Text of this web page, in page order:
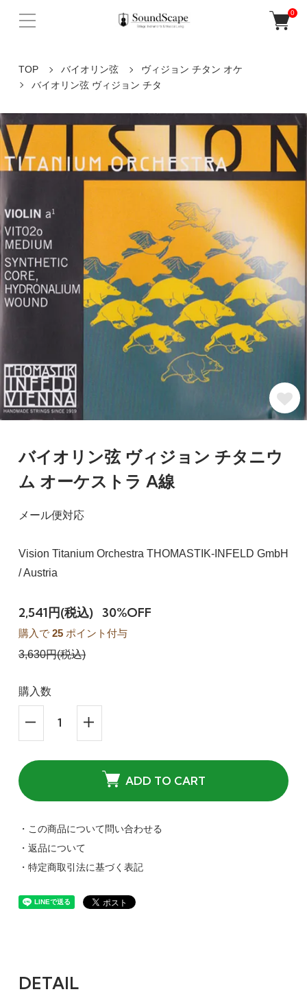
0
TOP バイオリン弦
ヴィジョン チタン オケ
バイオリン弦 ヴィジョン チタ
バイオリン弦 ヴィジョン チタニウ
ム オーケストラ A線
メール便対応
Vision Titanium Orchestra THOMASTIK-INFELD GmbH
/ Austria
2,541円(税込) 30%OFF
購入で 25ポイント付与
3,630円(税込)
購入数
ADD TO CART
・この商品について問い合わせる
・返品について
・特定商取引法に基づく表記
DETAIL